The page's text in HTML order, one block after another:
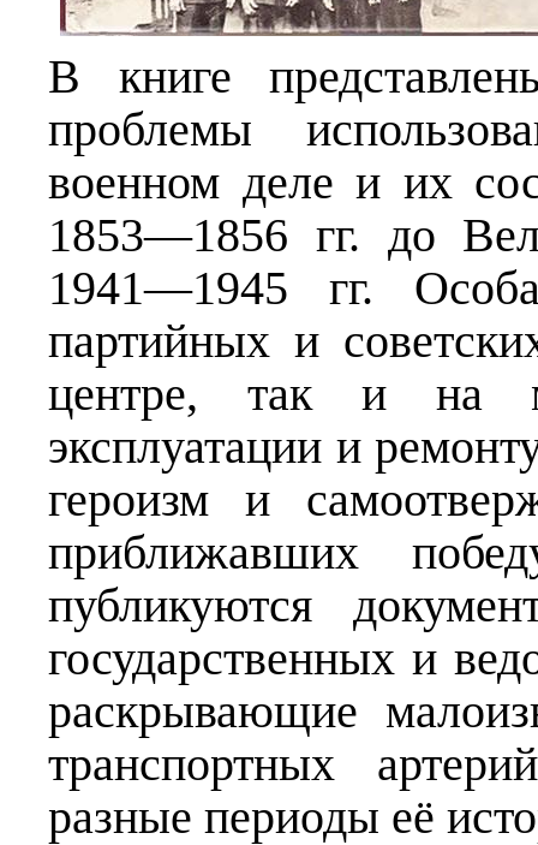
В книге
проблемы
военном деле и их
1853—1856 гг. до
1941—1945 гг.
партийных и
центре, так и на
эксплуатации и
героизм и
приближавших
публикуются
государственных и
раскрывающие
транспортных
разные периоды её